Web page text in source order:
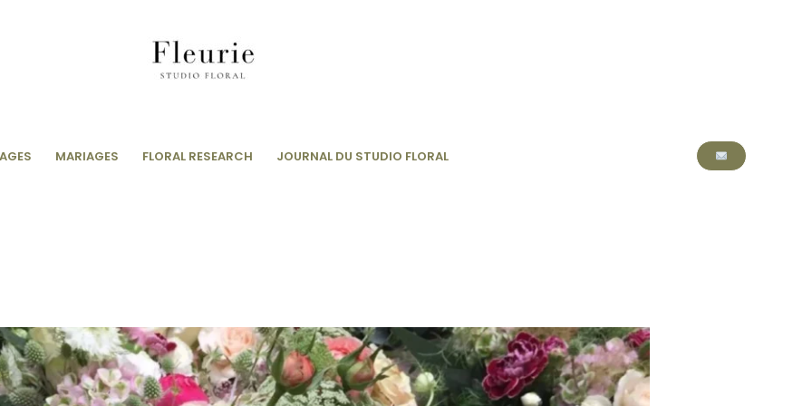
MARIAGES FLORAL RESEARCH JOURNAL DU STUDIO FLORAL